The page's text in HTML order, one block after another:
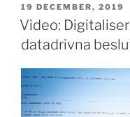
PUBLICERAT
19 DECEMBER, 2019
Video:
datadrivna